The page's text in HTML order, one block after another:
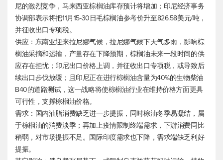
尼的激烈竞争，马来西亚棕榈油库存预计将增加；印尼经济事务
协调部表示将把11月15-30日毛棕榈油参考价升至826.58美元/吨，
并征收出口专项税。
供应：东南亚迎来拉尼娜气候，拉尼娜气候下天气多雨，影响棕
榈油采摘和运输，产量存在下降预期，棕榈油未来一段时间的供
应存在担忧；印尼出口价格上调，并征收出口专项税，或导致后
续出口步伐放缓；且印尼正在进行棕榈油含量为40%的生物柴油
B40的道路测试，这一战略将使棕榈油行业在维持价格方面更具
可行性，支撑棕榈油价格。
需求：国内油脂消费缺乏进一步提振，同时棕油冬季易凝结，属
于棕榈油的消费淡季；再加上疫情限制终端需求，下游消费同比
稍弱，对市场提振不足。国际印度需求也下降，需求端缺乏利好
提振。